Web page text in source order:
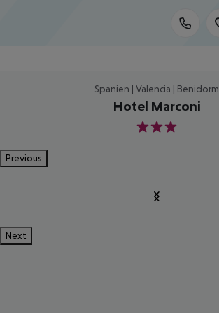
Spanien | Valencia | Benidorm
Hotel Marconi
3
Previous
Next